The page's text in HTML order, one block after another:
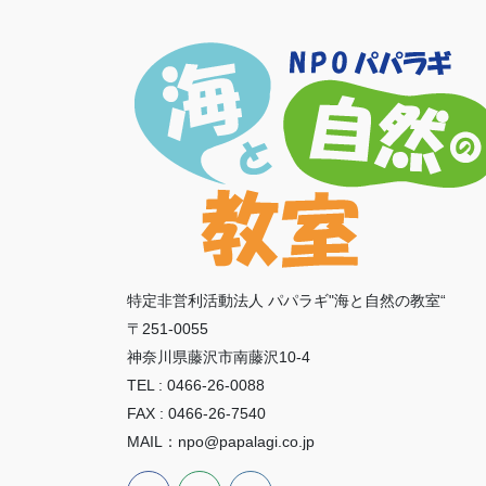
特定非営利活動法人 パパラギ"海と自然の教室“
〒251-0055
神奈川県藤沢市南藤沢10-4
TEL : 0466-26-0088
FAX : 0466-26-7540
MAIL：npo@papalagi.co.jp